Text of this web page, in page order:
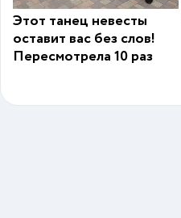
Этот танец невесты
оставит вас без слов!
Пересмотрела 10 раз